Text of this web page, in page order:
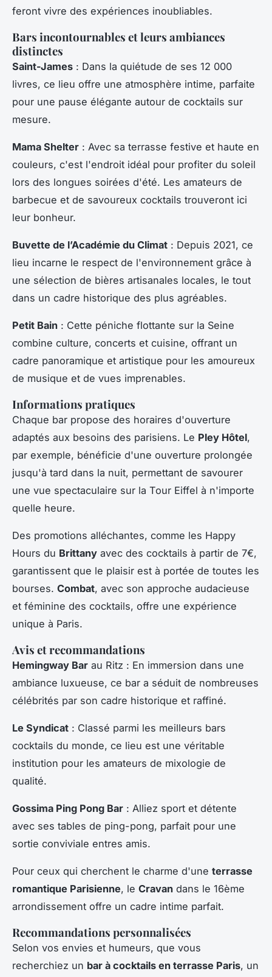
feront vivre des expériences inoubliables.
Bars incontournables et leurs ambiances
distinctes
Saint-James : Dans la quiétude de ses 12 000
livres, ce lieu offre une atmosphère intime, parfaite
pour une pause élégante autour de cocktails sur
mesure.
Mama Shelter : Avec sa terrasse festive et haute en
couleurs, c'est l'endroit idéal pour profiter du soleil
lors des longues soirées d'été. Les amateurs de
barbecue et de savoureux cocktails trouveront ici
leur bonheur.
Buvette de l’Académie du Climat : Depuis 2021, ce
lieu incarne le respect de l'environnement grâce à
une sélection de bières artisanales locales, le tout
dans un cadre historique des plus agréables.
Petit Bain : Cette péniche flottante sur la Seine
combine culture, concerts et cuisine, offrant un
cadre panoramique et artistique pour les amoureux
de musique et de vues imprenables.
Informations pratiques
Chaque bar propose des horaires d'ouverture
adaptés aux besoins des parisiens. Le Pley Hôtel,
par exemple, bénéficie d'une ouverture prolongée
jusqu'à tard dans la nuit, permettant de savourer
une vue spectaculaire sur la Tour Eiffel à n'importe
quelle heure.
Des promotions alléchantes, comme les Happy
Hours du Brittany avec des cocktails à partir de 7€,
garantissent que le plaisir est à portée de toutes les
bourses. Combat, avec son approche audacieuse
et féminine des cocktails, offre une expérience
unique à Paris.
Avis et recommandations
Hemingway Bar au Ritz : En immersion dans une
ambiance luxueuse, ce bar a séduit de nombreuses
célébrités par son cadre historique et raffiné.
Le Syndicat : Classé parmi les meilleurs bars
cocktails du monde, ce lieu est une véritable
institution pour les amateurs de mixologie de
qualité.
Gossima Ping Pong Bar : Alliez sport et détente
avec ses tables de ping-pong, parfait pour une
sortie conviviale entres amis.
Pour ceux qui cherchent le charme d'une terrasse
romantique Parisienne, le Cravan dans le 16ème
arrondissement offre un cadre intime parfait.
Recommandations personnalisées
Selon vos envies et humeurs, que vous
recherchiez un bar à cocktails en terrasse Paris, un